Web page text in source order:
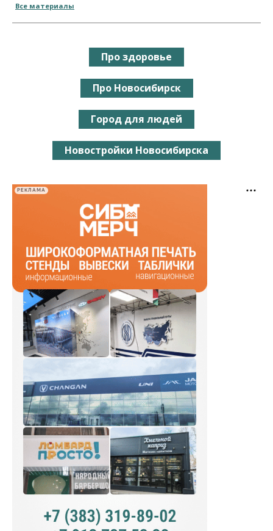
Все материалы
Про здоровье
Про Новосибирск
Город для людей
Новостройки Новосибирска
РЕКЛАМА